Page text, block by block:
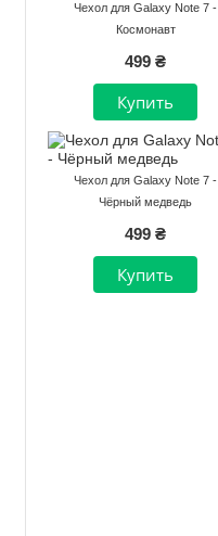
Чехол для Galaxy Note 7 -
Космонавт
499 ₴
Чехол для Galaxy Note 7 -
Чёрный медведь
499 ₴